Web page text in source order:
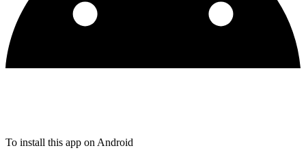
To install this app on Android